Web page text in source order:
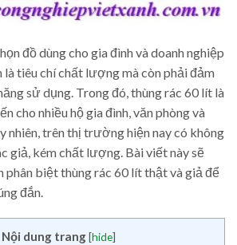
đồ dùng cho gia đình và doanh nghiệp
là tiêu chí chất lượng mà còn phải đảm
sử dụng. Trong đó, thùng rác 60 lít là
cho nhiều hộ gia đình, văn phòng và
nhiên, trên thị trường hiện nay có không
giả, kém chất lượng. Bài viết này sẽ
phân biệt thùng rác 60 lít thật và giả để
đắn.
Nội dung trang [hide]